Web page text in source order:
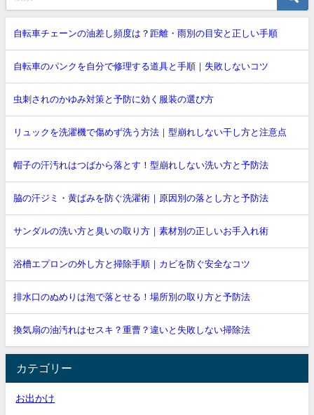
自転車チェーンの油差し頻度は？距離・雨別の目安と正しい手順
自転車のパンクを自分で修理する道具と手順｜失敗しないコツ
虫刺されのかゆみ対策と予防に効く服装の選び方
リュックを洗濯機で傷めず洗う方法｜型崩れしない干し方と注意点
帽子の汗汚れはつばから落とす！型崩れしない洗い方と予防法
脇の汗ジミ・黄ばみを防ぐ洗濯術｜原因別の落とし方と予防法
サンダルの洗い方と臭いの取り方｜素材別の正しいお手入れ術
浴槽エプロンの外し方と掃除手順｜カビを防ぐ安全なコツ
排水口のぬめりは泡で落とせる！場所別の取り方と予防法
換気扇の油汚れはセスキ？重曹？違いと失敗しない掃除法
カテゴリー
お出かけ